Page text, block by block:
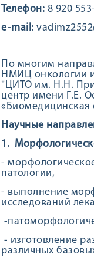
Телефон: 8 920
e-mail:
По многим
НМИЦ онкологии
"ЦИТО им. Н.Н.
центр имени Г.Е.
«Биомедицинская
Научные
1.
-
патологии,
- выполнение
исследований
-
- изготовление
различных